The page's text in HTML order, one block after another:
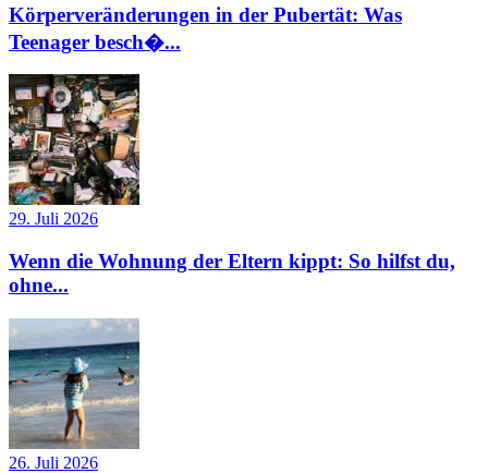
Körperveränderungen in der Pubertät: Was
Teenager besch�...
29. Juli 2026
Wenn die Wohnung der Eltern kippt: So hilfst du,
ohne...
26. Juli 2026